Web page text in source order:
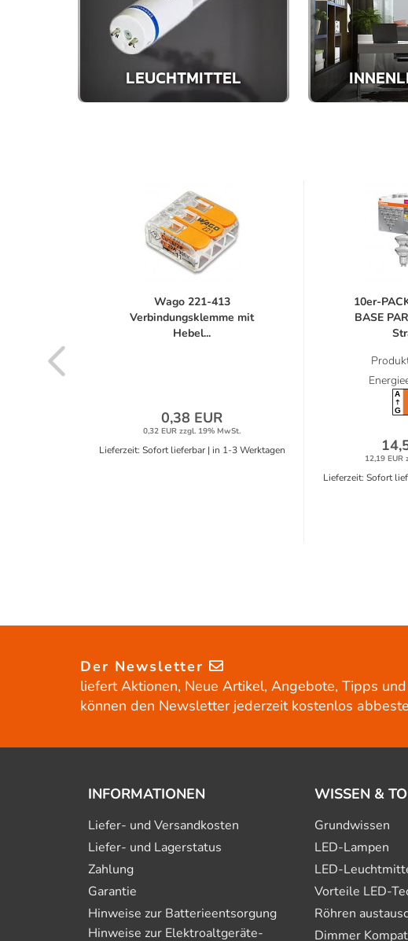
LEUCHTMITTEL
Wago 221-413
Verbindungsklemme mit
Hebel...
0,38 EUR
0,32 EUR zzgl. 19% MwSt.
Lieferzeit: Sofort lieferbar | in 1-3 Werktagen
10er-
BASE
A
G
12,19 EUR
Lieferzeit: Sofort
Der Newsletter
liefert Aktionen, Neue Artikel, Angebote, Tipps
können den Newsletter jederzeit kostenlos
INFORMATIONEN
Liefer- und Versandkosten
Liefer- und Lagerstatus
Zahlung
Garantie
Hinweise zur Batterie­entsorgung
Hinweise zur Elektro­altgeräte­
WISSEN &
Grundwissen
LED-Lampen
LED-
Vorteile LED-
Röhren
Dimmer